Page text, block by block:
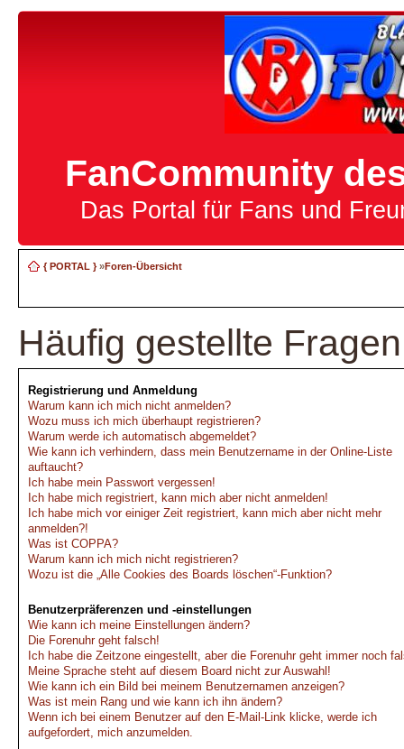
FanCommunity
Das Portal für Fans und
{ PORTAL }»Foren-Übersicht
Häufig gestellte Fragen
Registrierung und Anmeldung
Warum kann ich mich nicht anmelden?
Wozu muss ich mich überhaupt registrieren?
Warum werde ich automatisch abgemeldet?
Wie kann ich verhindern, dass mein Benutzername in der Online-Liste
auftaucht?
Ich habe mein Passwort vergessen!
Ich habe mich registriert, kann mich aber nicht anmelden!
Ich habe mich vor einiger Zeit registriert, kann mich aber nicht mehr
anmelden?!
Was ist COPPA?
Warum kann ich mich nicht registrieren?
Wozu ist die „Alle Cookies des Boards löschen“-Funktion?
Benutzerpräferenzen und -einstellungen
Wie kann ich meine Einstellungen ändern?
Die Forenuhr geht falsch!
Ich habe die Zeitzone eingestellt, aber die Forenuhr geht immer noch
Meine Sprache steht auf diesem Board nicht zur Auswahl!
Wie kann ich ein Bild bei meinem Benutzernamen anzeigen?
Was ist mein Rang und wie kann ich ihn ändern?
Wenn ich bei einem Benutzer auf den E-Mail-Link klicke, werde ich
aufgefordert, mich anzumelden.